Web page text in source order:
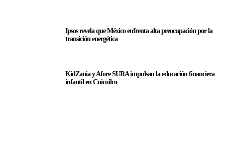
Ipsos revela que México enfrenta alta preocupación por la
transición energética
KidZania y Afore SURA impulsan la educación financiera
infantil en Cuicuilco